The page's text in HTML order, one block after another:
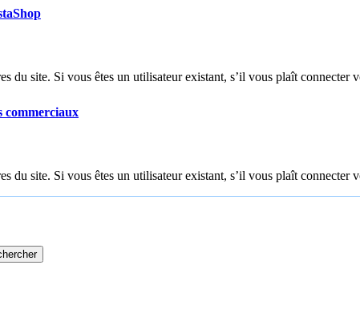
du site. Si vous êtes un utilisateur existant, s’il vous plaît
commerciaux
du site. Si vous êtes un utilisateur existant, s’il vous plaît